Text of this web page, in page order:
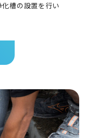
槽の設置を行い